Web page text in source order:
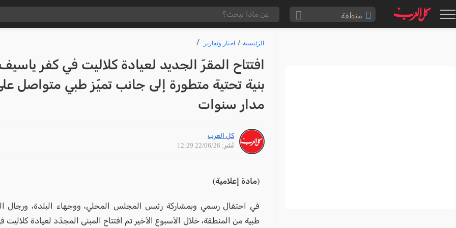
منطقة
الرئيسية اخبار وتقارير
افتتاح المقرّ الجديد لعيادة كلاليت في كفر
بنية تحتية متطورة إلى جانب تميّز طبي متواصل
مدار سنوات
كل العرب
نُشر: 22/06/26 12:29
(مادة إعلامية)
في احتفال رسمي وبمشاركة رئيس المجلس المحلي، ووجهاء البلدة، ورجال
طبية من المنطقة، خلال الأسبوع الأخير تم افتتاح المبنى المجدّد لعيادة